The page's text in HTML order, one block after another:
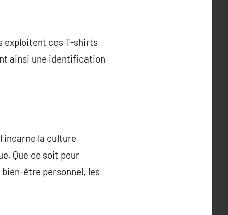
exploitent ces T-shirts
ainsi une identification
incarne la culture
Que ce soit pour
bien-être personnel, les